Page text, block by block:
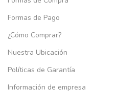
Formas de Pago
¿Cómo Comprar?
Nuestra Ubicación
Políticas de Garantía
Información de empresa